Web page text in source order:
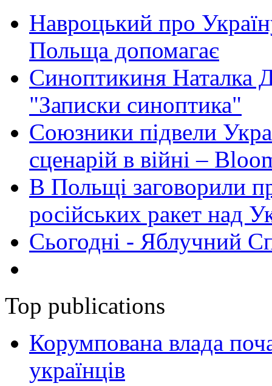
Навроцький про
Польща допомагає
Синоптикиня Наталка
"Записки синоптика"
Союзники підвели
сценарій в війні –
В Польщі заговорили
російських ракет над
Сьогодні - Яблучний
Top publications
Корумпована влада
українців